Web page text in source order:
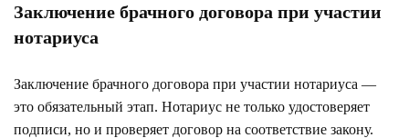
Заключение брачного договора при участии
нотариуса
Заключение брачного договора при участии нотариуса —
это обязательный этап. Нотариус не только удостоверяет
подписи, но и проверяет договор на соответствие закону.